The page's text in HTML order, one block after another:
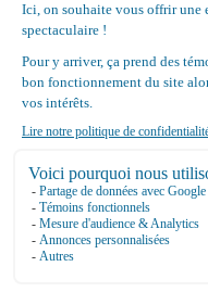
de toits
Équipements
4.7